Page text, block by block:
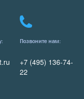
Позвоните нам:
+7 (495) 136-74-
22